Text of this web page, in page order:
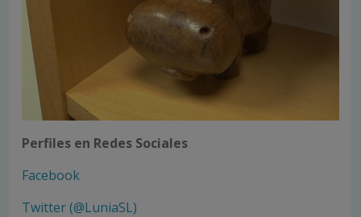
Perfiles en Redes Sociales
Facebook
Twitter (@LuniaSL)